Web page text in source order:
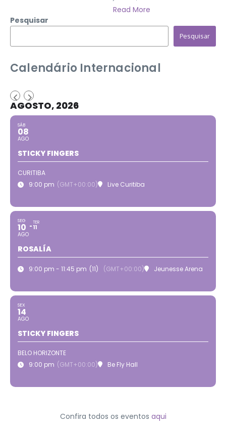
Read More
Pesquisar
Pesquisar
Calendário Internacional
AGOSTO, 2026
SÁB
08
AGO
STICKY FINGERS
CURITIBA
9:00 pm (GMT+00:00) Live Curitiba
SEG
10
AGO
TER
11
ROSALÍA
9:00 pm - 11:45 pm (11) (GMT+00:00) Jeunesse Arena
SEX
14
AGO
STICKY FINGERS
BELO HORIZONTE
9:00 pm (GMT+00:00) Be Fly Hall
Confira todos os eventos aqui